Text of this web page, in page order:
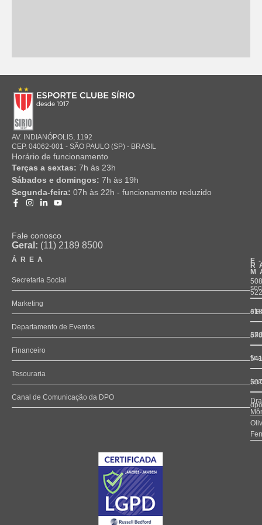
AV. INDIANÓPOLIS, 1192
CEP. 04062-001 - SÃO PAULO (SP) - BRASIL
Horário de funcionamento
Terças a sextas: 7h às 23h
Sábados e domingos: 7h às 19h
Segunda-feira: 07h às 22h - funcionamento reduzido
Fale conosco
Geral: (11) 2189 8500
ÁREA
Secretaria Social
Marketing
Departamento de Eventos
Financeiro
Tesouraria
Canal de Comunicação da DPO
522
618
578
541
507